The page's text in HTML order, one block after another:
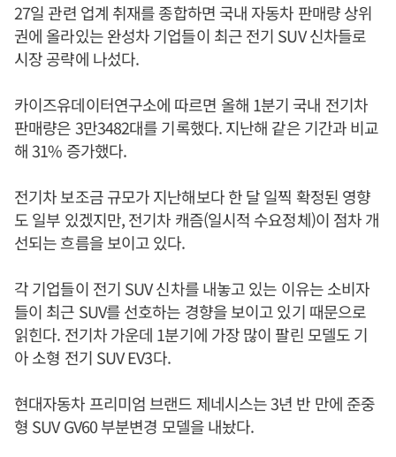
27일 관련 업계 취재를 종합하면 국내 자동차 판매량 상위
권에 올라있는 완성차 기업들이 최근 전기 SUV 신차들로
시장 공략에 나섰다.
카이즈유데이터연구소에 따르면 올해 1분기 국내 전기차
판매량은 3만3482대를 기록했다. 지난해 같은 기간과 비교
해 31% 증가했다.
전기차 보조금 규모가 지난해보다 한 달 일찍 확정된 영향
도 일부 있겠지만, 전기차 캐즘(일시적 수요정체)이 점차 개
선되는 흐름을 보이고 있다.
각 기업들이 전기 SUV 신차를 내놓고 있는 이유는 소비자
들이 최근 SUV를 선호하는 경향을 보이고 있기 때문으로
읽힌다. 전기차 가운데 1분기에 가장 많이 팔린 모델도 기
아 소형 전기 SUV EV3다.
현대자동차 프리미엄 브랜드 제네시스는 3년 반 만에 준중
형 SUV GV60 부분변경 모델을 내놨다.